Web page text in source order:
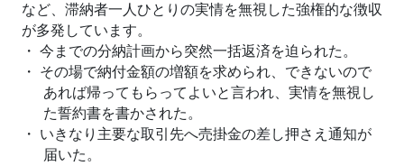
など、滞納者一人ひとりの実情を無視した強権的な徴収
が多発しています。
・ 今までの分納計画から突然一括返済を迫られた。
・
その場で納付金額の増額を求められ、できないので
あれば帰ってもらってよいと言われ、実情を無視し
た誓約書を書かされた。
・
いきなり主要な取引先へ売掛金の差し押さえ通知が
届いた。